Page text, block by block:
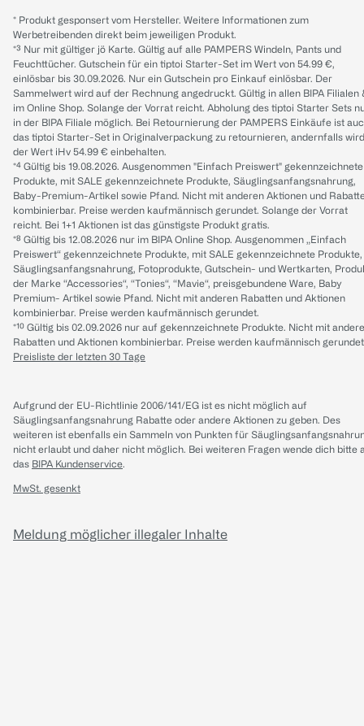
* Produkt gesponsert vom Hersteller. Weitere Informationen zum
Werbetreibenden direkt beim jeweiligen Produkt.
*³ Nur mit gültiger jö Karte. Gültig auf alle PAMPERS Windeln, Pants und
Feuchttücher. Gutschein für ein tiptoi Starter-Set im Wert von 54.99 €,
einlösbar bis 30.09.2026. Nur ein Gutschein pro Einkauf einlösbar. Der
Sammelwert wird auf der Rechnung angedruckt. Gültig in allen BIPA Filialen
im Online Shop. Solange der Vorrat reicht. Abholung des tiptoi Starter Sets
in der BIPA Filiale möglich. Bei Retournierung der PAMPERS Einkäufe ist
das tiptoi Starter-Set in Originalverpackung zu retournieren, andernfalls wird
der Wert iHv 54.99 € einbehalten.
*⁴ Gültig bis 19.08.2026. Ausgenommen "Einfach Preiswert" gekennzeichnete
Produkte, mit SALE gekennzeichnete Produkte, Säuglingsanfangsnahrung,
Baby-Premium-Artikel sowie Pfand. Nicht mit anderen Aktionen und
kombinierbar. Preise werden kaufmännisch gerundet. Solange der Vorrat
reicht. Bei 1+1 Aktionen ist das günstigste Produkt gratis.
*⁸ Gültig bis 12.08.2026 nur im BIPA Online Shop. Ausgenommen „Einfach
Preiswert“ gekennzeichnete Produkte, mit SALE gekennzeichnete Produkte,
Säuglingsanfangsnahrung, Fotoprodukte, Gutschein- und Wertkarten,
der Marke “Accessories“, “Tonies“, “Mavie“, preisgebundene Ware, Baby
Premium- Artikel sowie Pfand. Nicht mit anderen Rabatten und Aktionen
kombinierbar. Preise werden kaufmännisch gerundet.
*¹⁰ Gültig bis 02.09.2026 nur auf gekennzeichnete Produkte. Nicht mit
Rabatten und Aktionen kombinierbar. Preise werden kaufmännisch
Preisliste der letzten 30 Tage
Aufgrund der EU-Richtlinie 2006/141/EG ist es nicht möglich auf
Säuglingsanfangsnahrung Rabatte oder andere Aktionen zu geben. Des
weiteren ist ebenfalls ein Sammeln von Punkten für
nicht erlaubt und daher nicht möglich. Bei weiteren Fragen wende dich bitte
das BIPA Kundenservice.
MwSt. gesenkt
Meldung möglicher illegaler Inhalte